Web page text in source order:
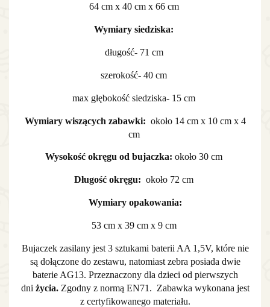
64 cm x 40 cm x 66 cm
Wymiary siedziska:
długość- 71 cm
szerokość- 40 cm
max głębokość siedziska- 15 cm
Wymiary wiszących zabawki: około 14 cm x 10 cm x 4
cm
Wysokość okręgu od bujaczka: około 30 cm
Długość okręgu: około 72 cm
Wymiary opakowania:
53 cm x 39 cm x 9 cm
Bujaczek zasilany jest 3 sztukami baterii AA 1,5V, które nie
są dołączone do zestawu, natomiast zebra posiada dwie
baterie AG13. Przeznaczony dla dzieci od pierwszych
dni życia.Zgodny z normą EN71. Zabawka wykonana jest
z certyfikowanego materiału.